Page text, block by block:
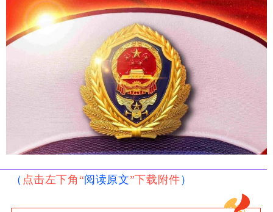
（ 点击左下角“阅读原文”下载附件 ）